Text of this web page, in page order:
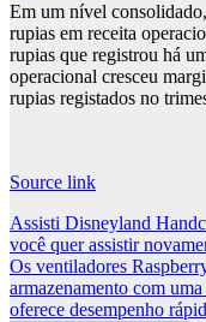
Em um nível
rupias em receita
rupias que registrou há
operacional cresceu
rupias registados no
Source link
Post
navigation
Assisti Disneyland
você quer assistir
Os ventiladores
armazenamento com
oferece desempenho